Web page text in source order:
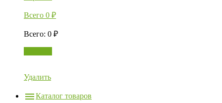
Всего 0 ₽
Всего: 0 ₽
Удалить
Каталог товаров